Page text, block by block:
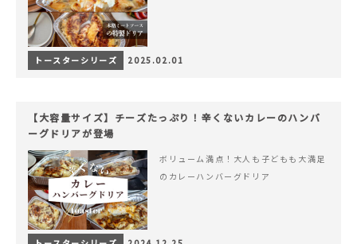
トースターシリーズ 2025.02.01
【大容量サイズ】チーズたっぷり！辛くないカレーのハンバ
ーグドリアが登場
ボリューム満点！大人も子どもも大満足
のカレーハンバーグドリア